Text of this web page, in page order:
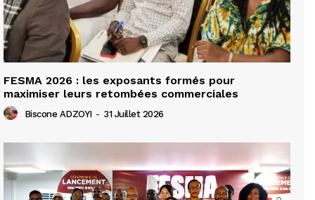
FESMA 2026 : les exposants formés pour
maximiser leurs retombées commerciales
Biscone ADZOYI - 31 Juillet 2026